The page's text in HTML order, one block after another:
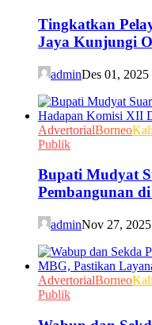
Tingkatkan
Jaya Kunjungi
adminDes 01, 2025
AdvertorialBorneo
Publik
Bupati Mudyat
Pembangunan
adminNov 27, 2025
AdvertorialBorneo
Publik